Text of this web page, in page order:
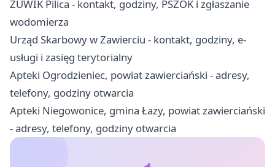
ZUWIK Pilica - kontakt, godziny, PSZOK i zgłaszanie
wodomierza
Urząd Skarbowy w Zawierciu - kontakt, godziny, e-
usługi i zasięg terytorialny
Apteki Ogrodzieniec, powiat zawierciański - adresy,
telefony, godziny otwarcia
Apteki Niegowonice, gmina Łazy, powiat zawierciański
- adresy, telefony, godziny otwarcia